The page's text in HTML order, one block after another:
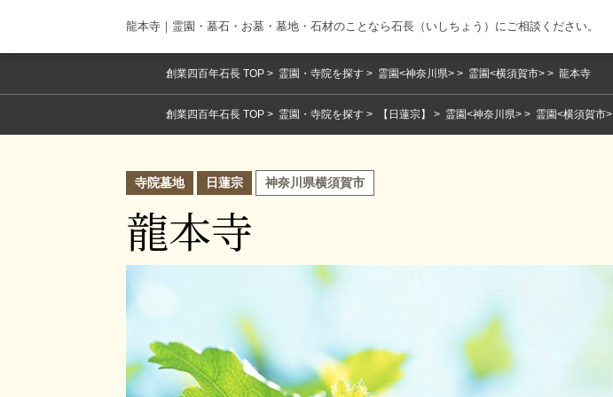
龍本寺｜霊園・墓石・お墓・墓地・石材のことなら石長（いしちょう）にご相談ください。
創業四百年石長 TOP 霊園・寺院を探す 霊園<神奈川県> 霊園<横須賀市> 龍本寺
創業四百年石長 TOP 霊園・寺院を探す 【日蓮宗】 霊園<神奈川県> 霊園<横須賀市>
寺院墓地 日蓮宗 神奈川県横須賀市
龍本寺